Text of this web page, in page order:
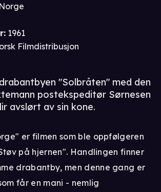
Norge
: 1961
Filmdistribusjon
"Solbråten" med den
postekspeditør Sørnesen
avslørt av sin kone.
er filmen som ble oppfølgeren
på hjernen". Handlingen finner
drabantby, men denne gang er
får en mani - nemlig